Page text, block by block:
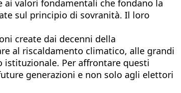
ai valori fondamentali che fondano la
sul principio di sovranità. Il loro
create dai decenni della
al riscaldamento climatico, alle grandi
istituzionale. Per affrontare questi
generazioni e non solo agli elettori